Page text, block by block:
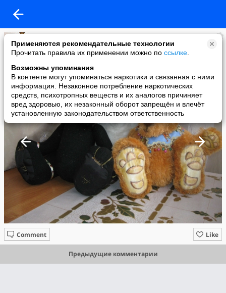
Применяются рекомендательные технологии
Прочитать правила их применении можно по ссылке
Возможны упоминания
В контенте могут упоминаться наркотики и связанная с ними
информация. Незаконное потребление наркотических
средств, психотропных веществ и их аналогов причиняет
вред здоровью, их незаконный оборот запрещён и влечёт
установленную законодательством ответственность
Лариса
added a photo
29 Nov в 21:56
Like
Comment
Предыдущие комментарии